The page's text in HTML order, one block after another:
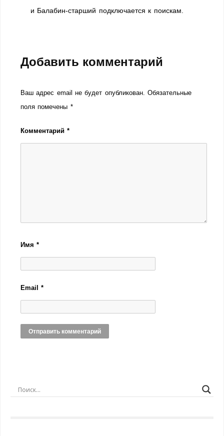
и Балабин-старший подключается к поискам.
Добавить комментарий
Ваш адрес email не будет опубликован. Обязательные
поля помечены *
Комментарий*
Имя*
Email*